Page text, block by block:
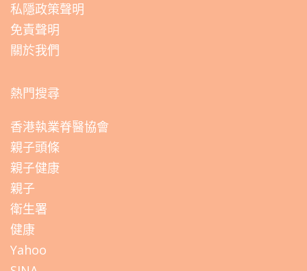
私隱政策聲明
免責聲明
關於我們
熱門搜尋
香港執業脊醫協會
親子頭條
親子健康
親子
衛生署
健康
Yahoo